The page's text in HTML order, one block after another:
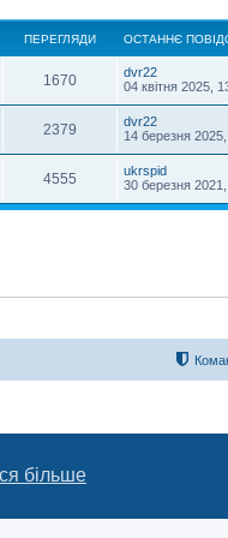
більше
ПЕРЕГЛЯДИ ОСТАННЄ
1670
dvr22
04 квітня 2025,
2379
dvr22
14 березня
4555
ukrspid
30 березня